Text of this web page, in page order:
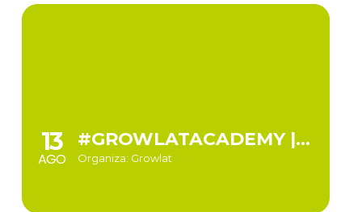
13
AGO
#GROWLATACADEMY | CONVERTÍ TRÁFICO EN VENTAS: EL ARTE DE CAPTAR LEADS Y DAR LA BIENVENIDA PERFECTA
Organiza: Growlat